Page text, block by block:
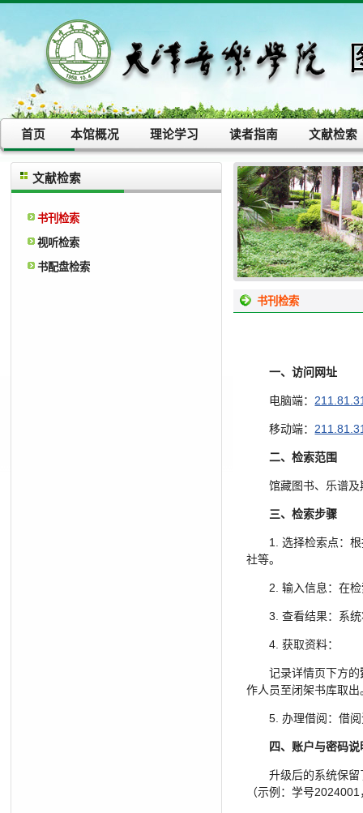
首页 本馆概况 理论学习 读者指南 文献检索
文献检索
书刊检索
视听检索
书配盘检索
书刊检索
一、访问 网址
电脑端：
移动端：
二、检索范围
馆藏图书、乐谱
三、检索步骤
1. 选择检索点：
社等。
2. 输入信息：在
3. 查看结果：系
4. 获取资料：
记录详情页下方的
作人员至闭架书库取出
5. 办理借阅：借
四、账户与密码说
升级后的系统保
（示例：学号